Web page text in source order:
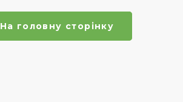
На головну сторінку